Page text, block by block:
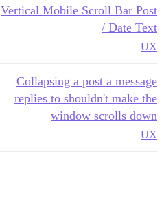
Vertical Mobile Scroll Bar Post
/ Date Text
UX
Collapsing a post a message
replies to shouldn't make the
window scrolls down
UX